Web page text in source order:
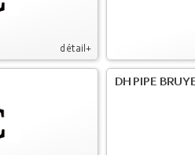
détail+
DH PIPE